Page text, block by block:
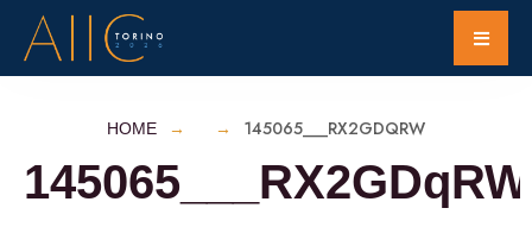
HOME 145065___RX2GDQRW
145065___RX2GDqRW